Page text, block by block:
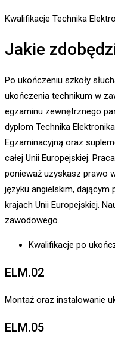
Kwalifikacje Technika
Jakie
Po ukończeniu szkoły
ukończenia technikum w
egzaminu zewnętrznego
dyplom Technika
Egzaminacyjną oraz
całej Unii Europejskiej.
ponieważ uzyskasz prawo
języku angielskim,
krajach Unii Europejskiej.
zawodowego.
Kwalifikacje po
ELM.02
Montaż oraz instalowanie
ELM.05